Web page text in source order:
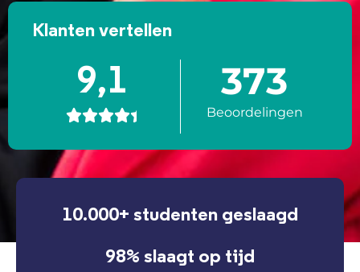
Klanten vertellen
9,1

373
Beoordelingen
10.000+ studenten geslaagd
98% slaagt op tijd